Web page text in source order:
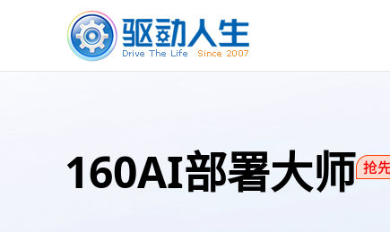
160AI部署大师